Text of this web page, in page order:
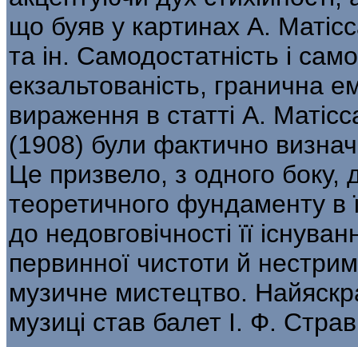
що буяв у картинах А.
та ін. Самодостатність і
екзальтованість, гранична
вираження в стат­ті А.
(1908) були фактично
Це призвело, з одного боку,
теоретичного фундаменту в
до недовговічності її
первинної чистоти й
музичне мистецтво.
музиці став балет І. Ф.